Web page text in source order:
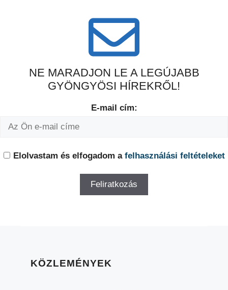
NE MARADJON LE A LEGÚJABB
GYÖNGYÖSI HÍREKRŐL!
E-mail cím:
Elolvastam és elfogadom a felhasználási feltételeket
KÖZLEMÉNYEK